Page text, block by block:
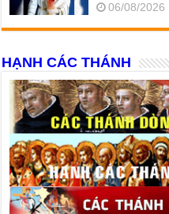
06/08/2026
HẠNH CÁC THÁNH